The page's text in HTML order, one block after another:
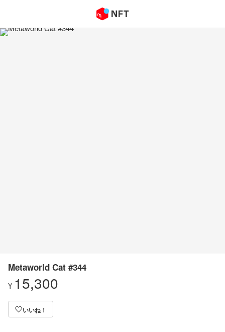
Metaworld Cat #344
¥ 15,300
いいね！